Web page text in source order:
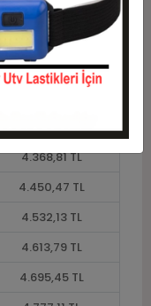
Toplam Tutar
4.083,00 TL
4.368,81 TL
4.450,47 TL
4.532,13 TL
4.613,79 TL
4.695,45 TL